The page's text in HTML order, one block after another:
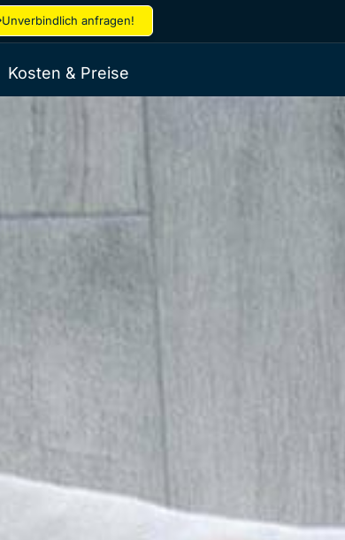
Unverbindlich anfragen!
Kosten & Preise